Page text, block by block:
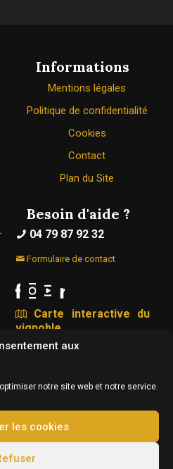
aux
notre site web et notre service.
les cookies
Informations
Mentions légales
Politique de confidentialité
Cookies
Contact
Plan du Site
Besoin d'aide ?
04 79 87 92 32
Formulaire de contact
Carte interactive du
vignoble
© 1967 - 2026
du bois 01350 VONGNES
: Agence Web Adventury
avec modération.